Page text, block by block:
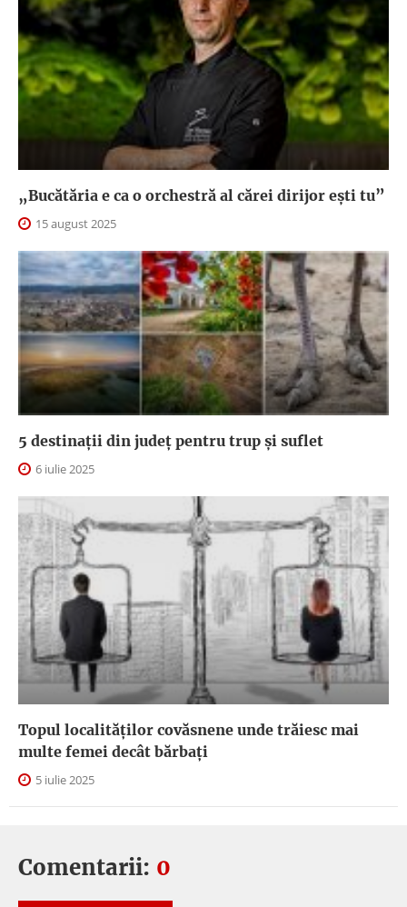
„Bucătăria e ca o orchestră al cărei dirijor ești tu”
15 august 2025
5 destinații din județ pentru trup și suflet
6 iulie 2025
Topul localităților covăsnene unde trăiesc mai
multe femei decât bărbați
5 iulie 2025
Comentarii: 0